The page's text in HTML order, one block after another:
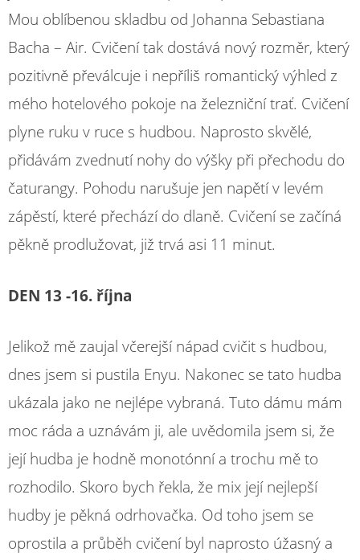
Mou oblíbenou skladbu od Johanna Sebastiana
Bacha – Air. Cvičení tak dostává nový rozměr, který
pozitivně převálcuje i nepříliš romantický výhled z
mého hotelového pokoje na železniční trať. Cvičení
plyne ruku v ruce s hudbou. Naprosto skvělé,
přidávám zvednutí nohy do výšky při přechodu do
čaturangy. Pohodu narušuje jen napětí v levém
zápěstí, které přechází do dlaně. Cvičení se začíná
pěkně prodlužovat, již trvá asi 11 minut.
DEN 13 -16. října
Jelikož mě zaujal včerejší nápad cvičit s hudbou,
dnes jsem si pustila Enyu. Nakonec se tato hudba
ukázala jako ne nejlépe vybraná. Tuto dámu mám
moc ráda a uznávám ji, ale uvědomila jsem si, že
její hudba je hodně monotónní a trochu mě to
rozhodilo. Skoro bych řekla, že mix její nejlepší
hudby je pěkná odrhovačka. Od toho jsem se
oprostila a průběh cvičení byl naprosto úžasný a